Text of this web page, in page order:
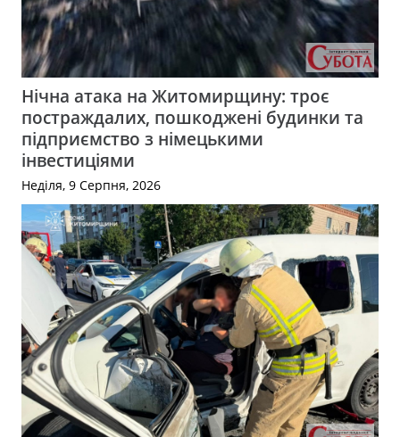
Нічна атака на Житомирщину: троє
постраждалих, пошкоджені будинки та
підприємство з німецькими
інвестиціями
Неділя, 9 Серпня, 2026